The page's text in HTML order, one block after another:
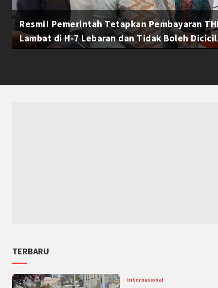
Resmi! Pemerintah Tetapkan Pembayaran
Lambat di H-7 Lebaran dan Tidak Boleh Dicicil
TERBARU
Internasional